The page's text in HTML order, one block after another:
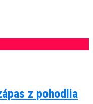
z pohodlia